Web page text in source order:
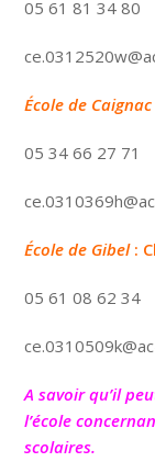
05 61 81 34 80
École de Caignac
05 34 66 27 71
École de Gibel:
05 61 08 62 34
A savoir qu’il
l’école
scolaires.